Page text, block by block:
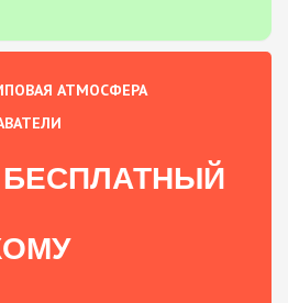
АТМОСФЕРА
БЕСПЛАТНЫЙ